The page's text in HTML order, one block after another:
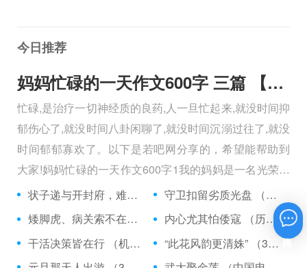
今日推荐
妈妈忙碌的一天作文600字 三篇 【600字】
忙碌,是治疗一切神经质的良药,人一旦忙起来,就没时间抑
郁伤心了,就没时间八卦闲聊了,就没时间沉溺过往了,就没
时间郁郁寡欢了。以下是若吧网分享的，希望能帮助到
大家!妈妈忙碌的一天作文600字1我的妈妈是一名光荣的
人民警察，她总有做不完的事情。
状子递与开封府，难忍怒气心中生 （5字口语）
守卫扣留劣质光盘 （5字常言）
矮脚虎、病关索不在，智多星、行者前往此处 （七字俗语）
内心尤其怕倭寇 （历法用语一卷帘）
干活决策皆在行 （机构简称二）
“此花风韵更清姝” （3字手机品牌）